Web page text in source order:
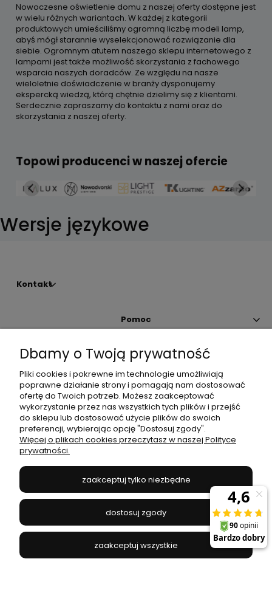
Nowoczesne oświetlenie domu z naszej oferty dostępne jest
w wielu różnych wariantach. W każdej z kategorii
produktowych umieściliśmy ogromną liczbę modeli lamp,
abyś mógł starannie wyselekcjonować rozwiązanie dla
siebie. Ogromnym atutem naszego sklepu internetowego z
lampami jest także możliwość skorzystania z fachowego
wsparcia naszych doradców. Ze względu na nasze
wieloletnie doświadczenie w branży dysponujemy
ekspercką wiedzą, którą chętnie dzielimy się z klientami.
Serdecznie zapraszamy do kontaktu z nami oraz do
skorzystania z naszej oferty.
Topowi producenci w naszej ofercie
Wersje językowe
Kontakt
Pomoc
Moje konto
Płatności i dostawa
Informacje
JANEX
669-050-03-43
504 545 749//E-mail:sklep@janexmarket.pl
Dbamy o Twoją prywatność
Pliki cookies i pokrewne im technologie umożliwiają
poprawne działanie strony i pomagają nam dostosować
ofertę do Twoich potrzeb. Możesz zaakceptować
wykorzystanie przez nas wszystkich tych plików i przejść
do sklepu lub dostosować użycie plików do swoich
preferencji, wybierając opcję "Dostosuj zgody".
Więcej o plikach cookies przeczytasz w naszej Polityce
prywatności.
zaakceptuj tylko niezbędne
dostosuj zgody
zaakceptuj wszystkie